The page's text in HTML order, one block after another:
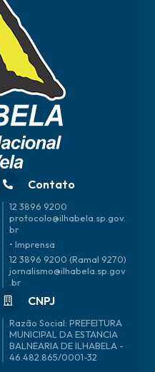
Contato
12 3896 9200
protocolo@ilhabela.sp.gov.
br
• Imprensa
12 3896 9200 (Ramal 9270)
jornalismo@ilhabela.sp.gov
.br
CNPJ
46.482.865/0001-32